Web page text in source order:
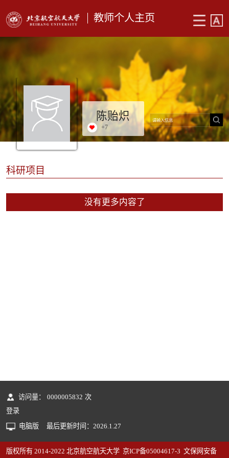
教师个人主页
陈贻炽
+7
科研项目
没有更多内容了
访问量： 0000005832 次
登录
电脑版
最后更新时间： 2026 1 27
版权所有 2014-2022 北京航空航天大学 京ICP备05004617-3 文保网安备